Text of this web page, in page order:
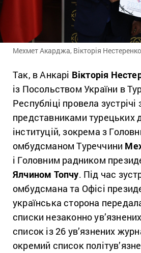
Мехмет Акарджа, Вікторія Нестеренко
Так, в Анкарі Вікторія
із Посольством України в
Республіці провела зустрічі
представниками турецьких
інституцій, зокрема з
омбудсманом Туреччини
і Головним радником
Ялчином Топчу. Під час
омбудсмана та Офісі
українська сторона
списки незаконно
список із 26 ув’язнених
окремий список